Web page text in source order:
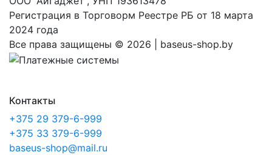
Регистрация в Торговорм Реестре РБ от 18 марта
2024 года
Все права защищены © 2026 | baseus-shop.by
Контакты
+375 29 379-6-999
+375 33 379-6-999
baseus-shop@mail.ru